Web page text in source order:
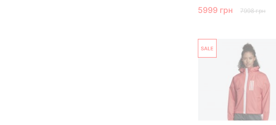
5999 грн 7998 грн